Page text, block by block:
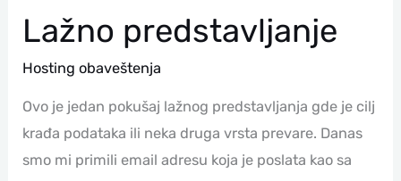
Lažno predstavljanje
Hosting obaveštenja
Ovo je jedan pokušaj lažnog predstavljanja gde je cilj
krađa podataka ili neka druga vrsta prevare. Danas
smo mi primili email adresu koja je poslata kao sa
Lažno
Predstavljanje